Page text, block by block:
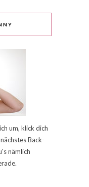
um, klick dich
Back-
nämlich